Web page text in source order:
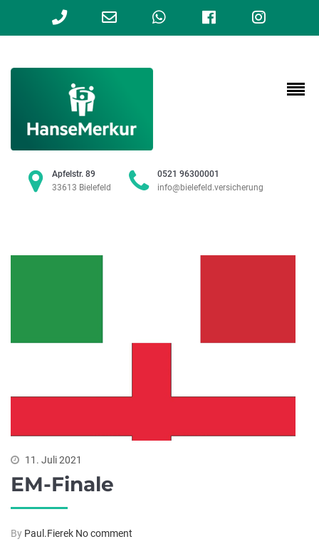
Apfelstr. 89
33613 Bielefeld
0521 96300001
info@bielefeld.versicherung
11. Juli 2021
EM-Finale
By Paul.Fierek No comment
Phone
calling
Email
WhatsAppFacebook